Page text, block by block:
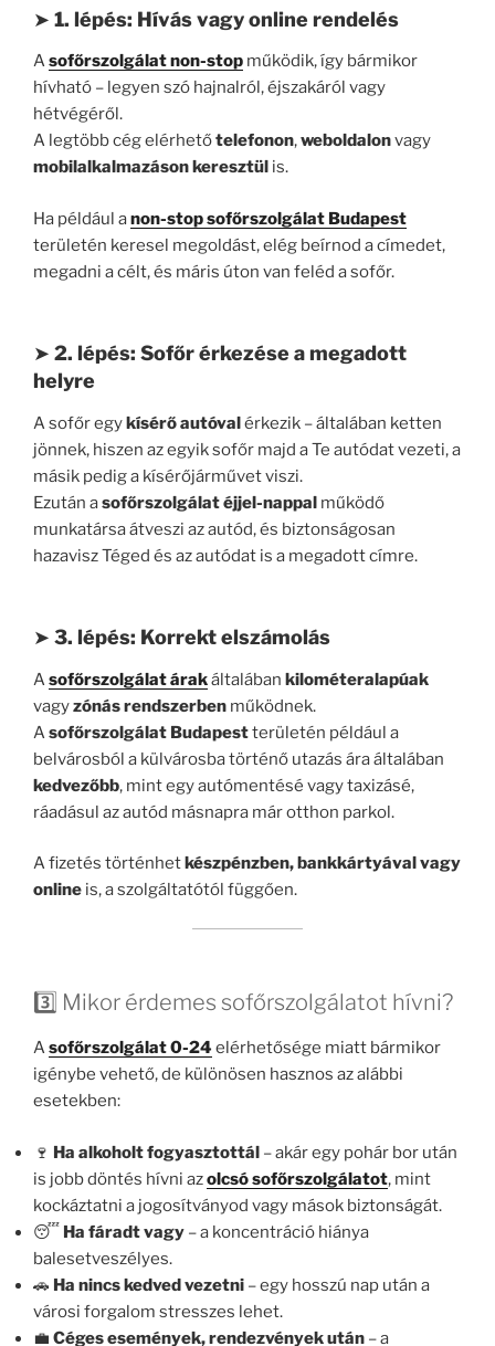
➤ 1. lépés: Hívás vagy online rendelés
Asofőrszolgálat non-stop működik, így bármikor
hívható – legyen szó hajnalról, éjszakáról vagy
hétvégéről.
A legtöbb cég elérhetőtelefonon,weboldalonvagy
mobilalkalmazáson keresztül is.
Ha például anon-stop sofőrszolgálat Budapest
területén keresel megoldást, elég beírnod a címedet,
megadni a célt, és máris úton van feléd a sofőr.
➤ 2. lépés: Sofőr érkezése a megadott
helyre
A sofőr egykísérő autóvalérkezik – általában ketten
jönnek, hiszen az egyik sofőr majd a Te autódat vezeti, a
másik pedig a kísérőjárművet viszi.
Ezután asofőrszolgálat éjjel-nappal működő
munkatársa átveszi az autód, és biztonságosan
hazavisz Téged és az autódat is a megadott címre.
➤ 3. lépés: Korrekt elszámolás
Asofőrszolgálat árakáltalában kilométeralapúak
vagyzónás rendszerben működnek.
Asofőrszolgálat Budapestterületén például a
belvárosból a külvárosba történő utazás ára általában
kedvezőbb, mint egy autómentésé vagy taxizásé,
ráadásul az autód másnapra már otthon parkol.
A fizetés történhet készpénzben, bankkártyával vagy
online is, a szolgáltatótól függően.
3️⃣ Mikor érdemes sofőrszolgálatot hívni?
Asofőrszolgálat 0-24 elérhetősége miatt bármikor
igénybe vehető, de különösen hasznos az alábbi
esetekben:
🍷 Ha alkoholt fogyasztottál – akár egy pohár bor után
is jobb döntés hívni azolcsó sofőrszolgálatot, mint
kockáztatni a jogosítványod vagy mások biztonságát.
😴 Ha fáradt vagy – a koncentráció hiánya
balesetveszélyes.
🚗 Ha nincs kedved vezetni – egy hosszú nap után a
városi forgalom stresszes lehet.
💼 Céges események, rendezvények után – a